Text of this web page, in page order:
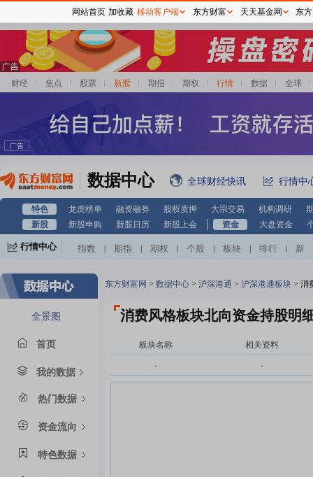
财经 焦点 股票 新股 期指 期权 行情 数据 全球
数据中心 全球财经快讯 行情中
特色 龙虎榜单 融资融券 股权质押 大宗交易 机构调研
新股
新股申购 新股日历 新股上会 资金 大盘资金
行情中心 指数 期指 期权 个股 板块 排行
新
自选股
全景图
首页
我的数据
热门数据
资金流向
特色数据
东方财富网 > 数据中心 > 沪深港通 > 沪深港通板块 > 消
消费风格板块北向资金持股明
板块名称 相关资料
- -
网站首页 加收藏 移动客户端 东方财富 天天基金网 东